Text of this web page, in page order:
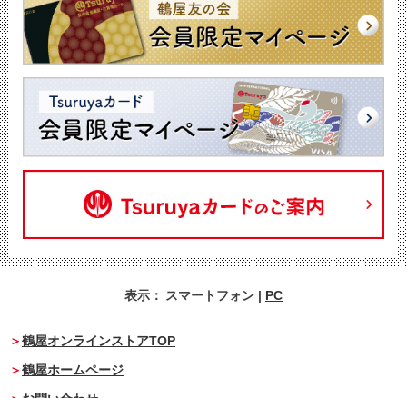
表示： スマートフォン | PC
鶴屋オンラインストアTOP
鶴屋ホームページ